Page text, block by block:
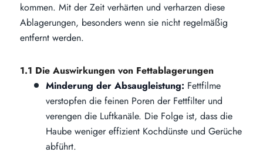
kommen. Mit der Zeit verhärten und verharzen diese
Ablagerungen, besonders wenn sie nicht regelmäßig
entfernt werden.
1.1 Die Auswirkungen von Fettablagerungen
Minderung der Absaugleistung: Fettfilme
verstopfen die feinen Poren der Fettfilter und
verengen die Luftkanäle. Die Folge ist, dass die
Haube weniger effizient Kochdünste und Gerüche
abführt.